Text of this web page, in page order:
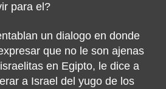
para el?
un dialogo en donde
que no le son ajenas
en Egipto, le dice a
a Israel del yugo de los